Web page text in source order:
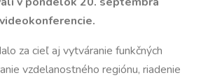
za cieľ aj vytváranie funkčných
vzdelanostného regiónu, riadenie